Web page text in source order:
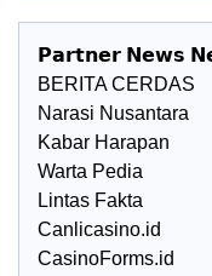
𝗣𝗮𝗿𝘁𝗻𝗲𝗿 𝗡𝗲𝘄𝘀
BERITA CERDAS
Narasi Nusantara
Kabar Harapan
Warta Pedia
Lintas Fakta
Canlicasino.id
CasinoForms.id